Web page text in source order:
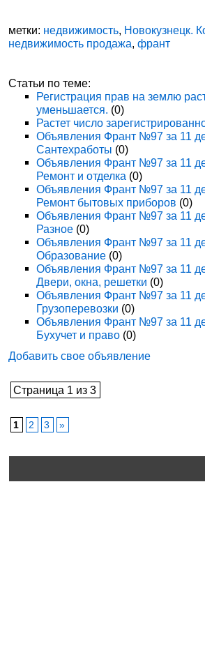
метки: недвижимость, Новокузнецк.
недвижимость продажа,франт
Статьи по теме:
Регистрация прав на землю
уменьшается. (0)
Растет число
Объявления Франт №97 за 11
Сантехработы (0)
Объявления Франт №97 за 11
Ремонт и отделка (0)
Объявления Франт №97 за 11
Ремонт бытовых приборов (0)
Объявления Франт №97 за 11
Разное (0)
Объявления Франт №97 за 11
Образование (0)
Объявления Франт №97 за 11
Двери, окна, решетки (0)
Объявления Франт №97 за 11
Грузоперевозки (0)
Объявления Франт №97 за 11
Бухучет и право (0)
Добавить свое объявление
Страница 1 из 3
1 2 3 »